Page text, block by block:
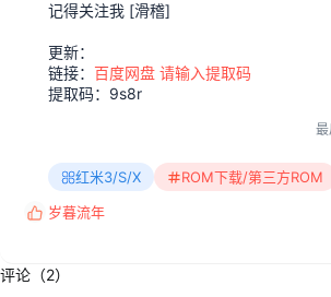
记得关注我 [滑稽]
更新：
链接： 百度网盘 请输入提取码
提取码：9s8r
红米3/S/X ROM下载/第三方ROM
反 岁暮流年
评论（2）